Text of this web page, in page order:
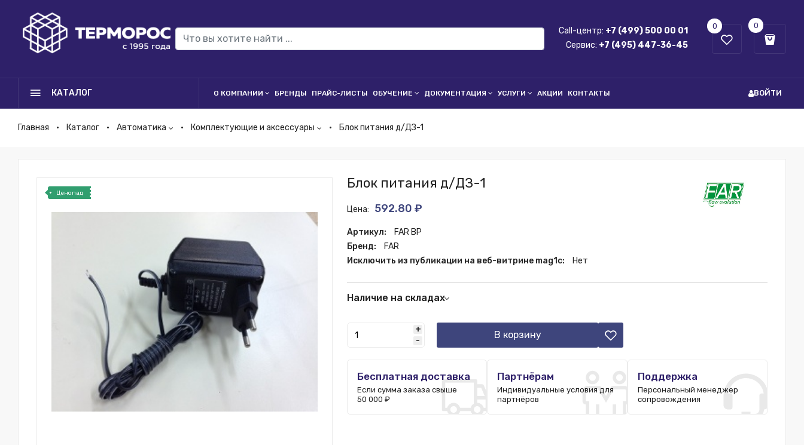
Call-центр: +7 (499) 500 00 01
Сервис: +7 (495) 447-36-45
0 0
КАТАЛОГ О КОМПАНИИ БРЕНДЫ ПРАЙС-ЛИСТЫ ОБУЧЕНИЕ ДОКУМЕНТАЦИЯ УСЛУГИ АКЦИИ КОНТАКТЫ ВОЙТИ
Главная Каталог Автоматика Комплектующие и аксессуары Блок питания д/ДЗ-1
Ценопад
Блок питания д/ДЗ-1
Цена: 592.80 ₽
Артикул:
FAR BP
Бренд:
FAR
Исключить из публикации на веб-витрине mag1c:
Нет
Наличие на складах
+
-
В корзину
Бесплатная доставка
Если сумма заказа свыше
50 000 ₽
Партнёрам
Индивидуальные условия для
партнёров
Поддержка
Персональный менеджер
сопровождения